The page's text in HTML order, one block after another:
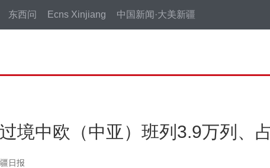
东西问 Ecns Xinjiang 中国新闻·大美新疆
境中欧（中亚）班列3.9万列、
日报